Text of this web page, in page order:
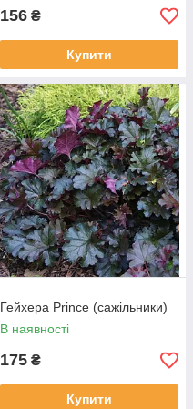
156 ₴
Купити
Гейхера Prince (сажільники)
В наявності
175 ₴
Купити